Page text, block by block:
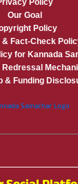
Our Goal
Policy
& Fact-Check
for Kannada
& Funding